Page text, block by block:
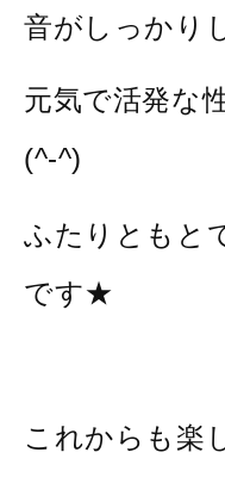
音がしっかり
元気で活発な
(^-^)
ふたりともと
です★
これからも楽